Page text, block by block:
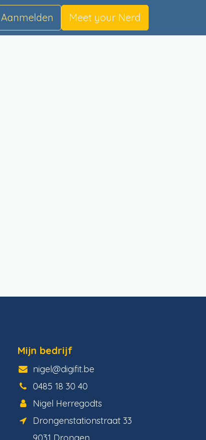
Aanmelden Meet your Nerd
Mijn bedrijf
nigel@digif​it.be
0485 18 30 40
Nigel Herregodts
Drongenstationstraat 33